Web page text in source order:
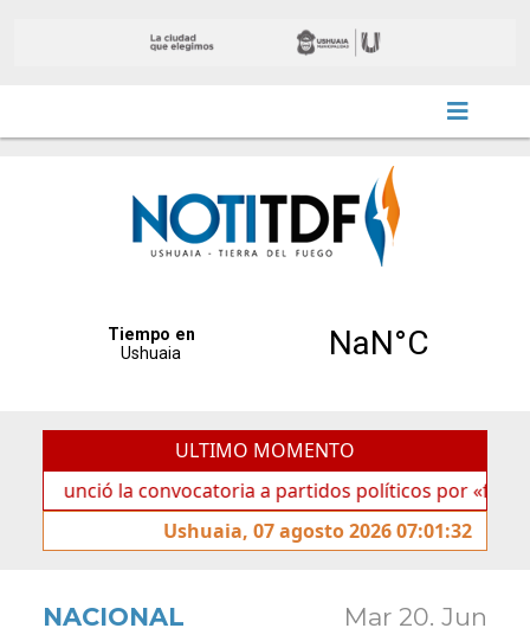
ULTIMO MOMENTO
la convocatoria a partidos políticos por «ficha limpia»
Ushuaia, 07 agosto 2026 07:01:32
NACIONAL Mar 20. Jun